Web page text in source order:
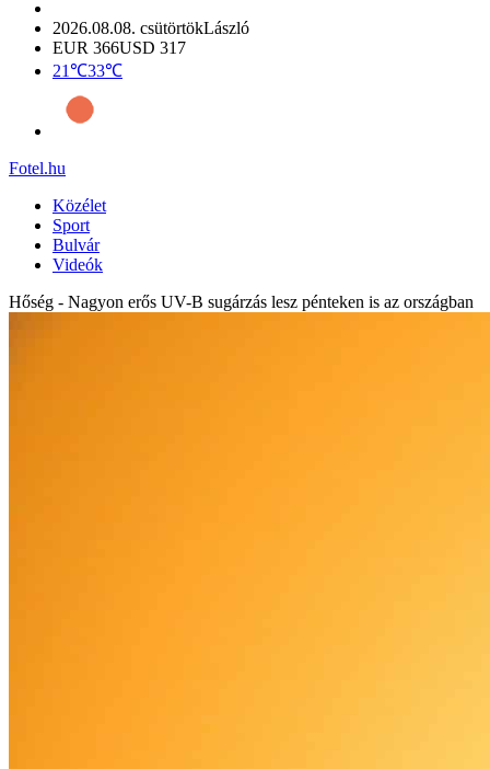
2026.08.08. csütörtökLászló
EUR 366USD 317
21℃33℃
Fotel.hu
Közélet
Sport
Bulvár
Videók
Hőség - Nagyon erős UV-B sugárzás lesz pénteken is az országban